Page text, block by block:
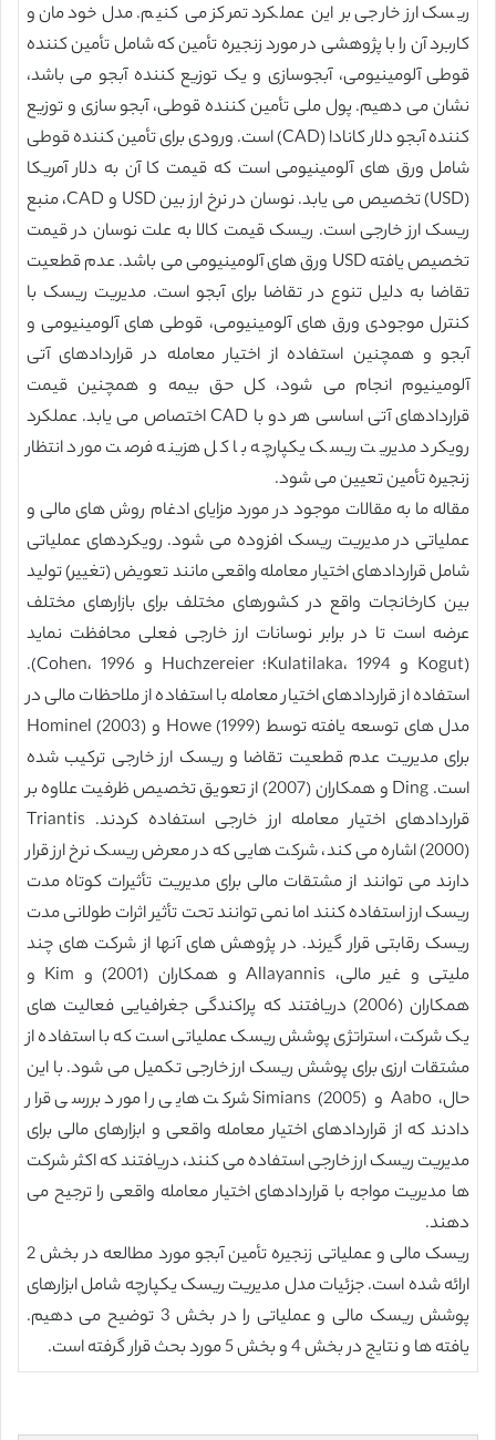
ریسک ارز خارجی بر این عملکرد تمرکز می کنیم. مدل خودمان و
کاربرد آن را با پژوهشی در مورد زنجیره تأمین که شامل تأمین کننده
قوطی آلومینیومی، آبجوسازی و یک توزیع کننده آبجو می باشد،
نشان می دهیم. پول ملی تأمین کننده قوطی، آبجو سازی و توزیع
کننده آبجو دلار کانادا (CAD) است. ورودی برای تأمین کننده قوطی
شامل ورق های آلومینیومی است که قیمت کا آن به دلار آمریکا
(USD) تخصیص می یابد. نوسان در نرخ ارز بین USD و CAD، منبع
ریسک ارز خارجی است. ریسک قیمت کالا به علت نوسان در قیمت
تخصیص یافته USD ورق های آلومینیومی می باشد. عدم قطعیت
تقاضا به دلیل تنوع در تقاضا برای آبجو است. مدیریت ریسک با
کنترل موجودی ورق های آلومینیومی، قوطی های آلومینیومی و
آبجو و همچنین استفاده از اختیار معامله در قراردادهای آتی
آلومینیوم انجام می شود، کل حق بیمه و همچنین قیمت
قراردادهای آتی اساسی هر دو با CAD اختصاص می یابد. عملکرد
رویکرد مدیریت ریسک یکپارچه با کل هزینه فرصت مورد انتظار
زنجیره تأمین تعیین می شود.
مقاله ما به مقالات موجود در مورد مزایای ادغام روش های مالی و
عملیاتی در مدیریت ریسک افزوده می شود. رویکردهای عملیاتی
شامل قراردادهای اختیار معامله واقعی مانند تعویض (تغییر) تولید
بین کارخانجات واقع در کشورهای مختلف برای بازارهای مختلف
عرضه است تا در برابر نوسانات ارز خارجی فعلی محافظت نماید
(Kogut و Kulatilaka، 1994؛ Huchzereier و Cohen، 1996).
استفاده از قراردادهای اختیار معامله با استفاده از ملاحظات مالی در
مدل های توسعه یافته توسط Howe (1999) و Hominel (2003)
برای مدیریت عدم قطعیت تقاضا و ریسک ارز خارجی ترکیب شده
است. Ding و همکاران (2007) از تعویق تخصیص ظرفیت علاوه بر
قراردادهای اختیار معامله ارز خارجی استفاده کردند. Triantis
(2000) اشاره می کند، شرکت هایی که در معرض ریسک نرخ ارز قرار
دارند می توانند از مشتقات مالی برای مدیریت تأثیرات کوتاه مدت
ریسک ارز استفاده کنند اما نمی توانند تحت تأثیر اثرات طولانی مدت
ریسک رقابتی قرار گیرند. در پژوهش های آنها از شرکت های چند
ملیتی و غیر مالی، Allayannis و همکاران (2001) و Kim و
همکاران (2006) دریافتند که پراکندگی جغرافیایی فعالیت های
یک شرکت، استراتژی پوشش ریسک عملیاتی است که با استفاده از
مشتقات ارزی برای پوشش ریسک ارز خارجی تکمیل می شود. با این
حال، Aabo و Simians (2005) شرکت هایی را مورد بررسی قرار
دادند که از قراردادهای اختیار معامله واقعی و ابزارهای مالی برای
مدیریت ریسک ارز خارجی استفاده می کنند، دریافتند که اکثر شرکت
ها مدیریت مواجه با قراردادهای اختیار معامله واقعی را ترجیح می
دهند.
ریسک مالی و عملیاتی زنجیره تأمین آبجو مورد مطالعه در بخش 2
ارائه شده است. جزئیات مدل مدیریت ریسک یکپارچه شامل ابزارهای
پوشش ریسک مالی و عملیاتی را در بخش 3 توضیح می دهیم.
یافته ها و نتایج در بخش 4 و بخش 5 مورد بحث قرار گرفته است.